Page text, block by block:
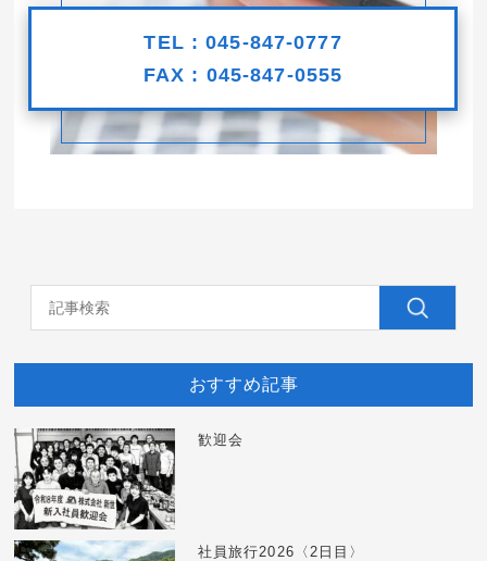
TEL : 045-847-0777
FAX : 045-847-0555
おすすめ記事
歓迎会
社員旅行2026〈2日目〉